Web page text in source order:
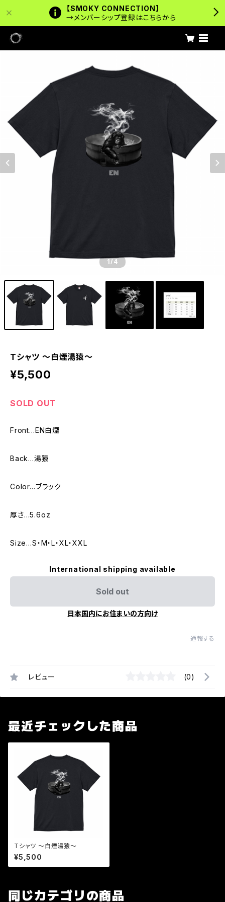
【SMOKY CONNECTION】
→メンバーシップ登録はこちらから
1/4
Tシャツ 〜白煙湯猿〜
¥5,500
SOLD OUT
Front…EN白煙
Back…湯猿
Color…ブラック
厚さ…5.6oz
Size…S・M・L・XL・XXL
International shipping available
Sold out
日本国内にお住まいの方向け
通報する
レビュー (0)
最近チェックした商品
Tシャツ 〜白煙湯猿〜
¥5,500
同じカテゴリの商品